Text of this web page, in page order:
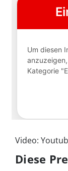
Video:
Diese